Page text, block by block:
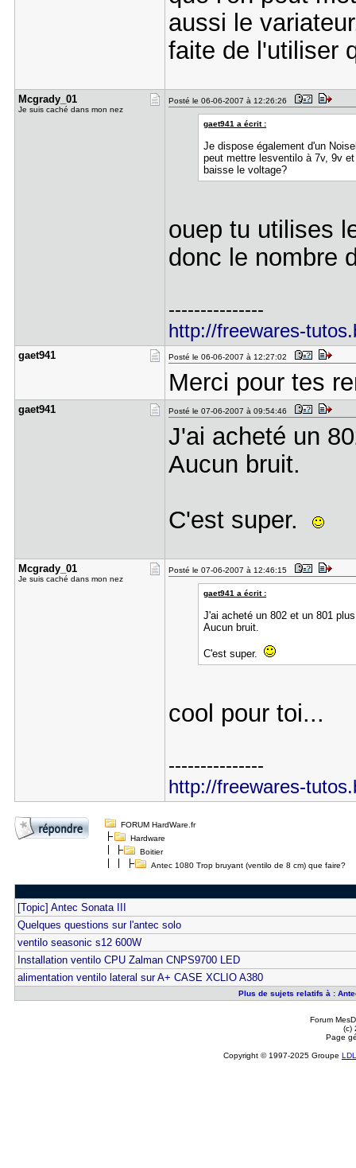
aussi le
faite de l'utiliser
Mcgrady_01
Je suis caché dans mon nez
Posté le 06-06-2007 à 12:26:26
gaet941 a écrit :
Je dispose également d'un
peut mettre lesventilo à 7v, 9v
baisse le voltage?
ouep tu utilises
donc le nombre
---------------
http://freewares-
gaet941 Posté le 06-06-2007 à 12:27:02
Merci pour tes
gaet941 Posté le 07-06-2007 à 09:54:46
J'ai acheté un
Aucun bruit.
C'est super.
Mcgrady_01
Je suis caché dans mon nez
Posté le 07-06-2007 à 12:46:15
gaet941 a écrit :
J'ai acheté un 802 et un 801
Aucun bruit.
C'est super.
cool pour toi...
---------------
http://freewares-
FORUM HardWare.fr
Hardware
Boitier
Antec 1080 Trop bruyant (ventilo de 8 cm) que faire?
[Topic] Antec Sonata III
Quelques questions sur l'antec solo
ventilo seasonic s12 600W
Installation ventilo CPU Zalman CNPS9700 LED
alimentation ventilo lateral sur A+ CASE XCLIO A380
Plus de sujets relatifs à :
Forum
(c)
Page
Copyright © 1997-2025 Groupe